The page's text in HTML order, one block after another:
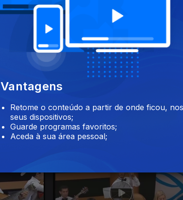
Ep. 7 21 ago. 2016
Vantagens
Retome o conteúdo a partir de onde ficou, nos
seus dispositivos;
Guarde programas favoritos;
Aceda à sua área pessoal;